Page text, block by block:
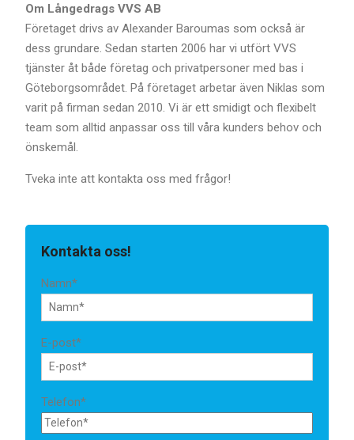
Om Långedrags VVS AB
Företaget drivs av Alexander Baroumas som också är
dess grundare. Sedan starten 2006 har vi utfört VVS
tjänster åt både företag och privatpersoner med bas i
Göteborgsområdet. På företaget arbetar även Niklas som
varit på firman sedan 2010. Vi är ett smidigt och flexibelt
team som alltid anpassar oss till våra kunders behov och
önskemål.
Tveka inte att kontakta oss med frågor!
Kontakta oss!
Namn*
E-post*
Telefon*